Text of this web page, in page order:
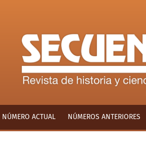
NÚMERO ACTUAL NÚMEROS ANTERIORES